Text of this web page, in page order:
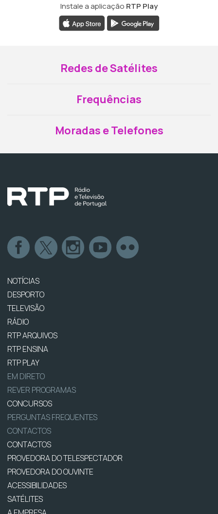
Instale a aplicação RTP Play
Redes de Satélites
Frequências
Moradas e Telefones
NOTÍCIAS
DESPORTO
TELEVISÃO
RÁDIO
RTP ARQUIVOS
RTP ENSINA
RTP PLAY
EM DIRETO
REVER PROGRAMAS
CONCURSOS
PERGUNTAS FREQUENTES
CONTACTOS
CONTACTOS
PROVEDORA DO TELESPECTADOR
PROVEDORA DO OUVINTE
ACESSIBILIDADES
SATÉLITES